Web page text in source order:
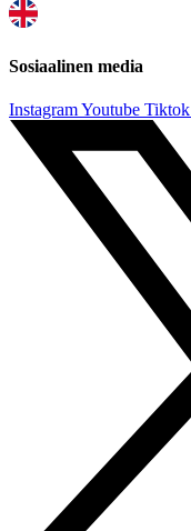
Sosiaalinen media
InstagramYoutube Tiktok